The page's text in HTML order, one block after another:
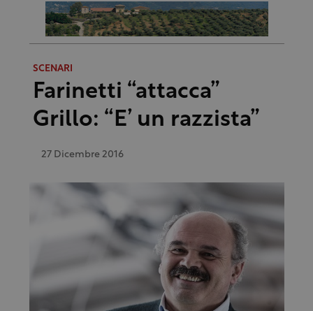
SCENARI
Farinetti “attacca”
Grillo: “E’ un razzista”
27 Dicembre 2016